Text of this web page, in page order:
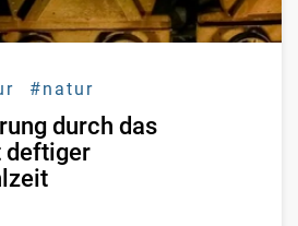
#natur
durch das
deftiger